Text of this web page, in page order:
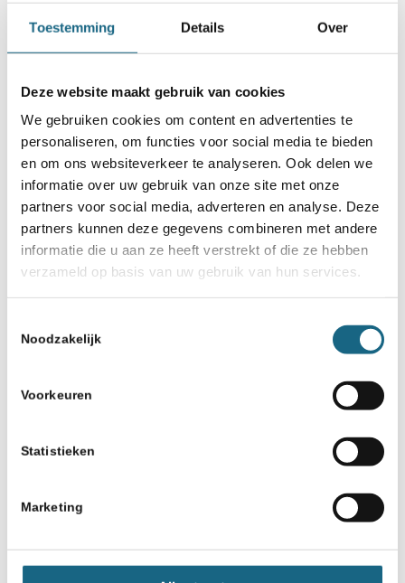
Toestemming Details Over
Deze website maakt gebruik van cookies
We gebruiken cookies om content en advertenties te
personaliseren, om functies voor social media te bieden
en om ons websiteverkeer te analyseren. Ook delen we
informatie over uw gebruik van onze site met onze
partners voor social media, adverteren en analyse. Deze
partners kunnen deze gegevens combineren met andere
informatie die u aan ze heeft verstrekt of die ze hebben
verzameld op basis van uw gebruik van hun services.
Noodzakelijk
Voorkeuren
Statistieken
Marketing